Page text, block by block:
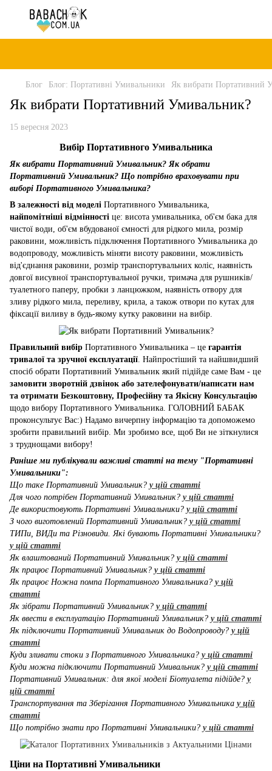
Блог Блог: Портативні Умивальники Як вибрати Портативний
Як вибрати Портативний Умивальник?
15 вересня 2023
Вибір Портативного Умивальника
Як вибрати Портативний Умивальник? Як обрати
Портативний Умивальник? Що потрібно враховувати при
виборі Портативного Умивальника?
В залежності від моделі Портативного Умивальника,
найпомітніші відмінності це: висота умивальника, об'єм бака для
чистої води, об'єм вбудованої ємності для рідкого мила, розмір
раковини, можливість підключення Портативного Умивальника до
водопроводу, можливість міняти висоту раковини, можливість
від'єднання раковини, розмір транспортувальних коліс, наявність
довгої висувної транспортувальної ручки, тримача для рушників/
туалетного паперу, пробки з ланцюжком, наявність отвору для
зливу рідкого мила, переливу, крила, а також отвори по кутах для
фіксації виливу в будь-якому кутку раковини на вибір.
Правильний вибір Портативного Умивальника – це гарантія
тривалої та зручної експлуатації. Найпростіший та найшвидший
спосіб обрати Портативний Умивальник який підійде саме Вам - це
замовити зворотній дзвінок або зателефонувати/написати нам
та отримати Безкоштовну, Професійну та Якісну Консультацію
щодо вибору Портативного Умивальника. ГОЛОВНИЙ БАБАК
проконсультує Вас:) Надамо вичерпну інформацію та допоможемо
зробити правильний вибір. Ми зробимо все, щоб Ви не зіткнулися
з труднощами вибору!
Раніше ми публікували важливі статті на тему "Портативні
Умивальники":
Що таке Портативний Умивальник? у цій статті
Для чого потрібен Портативний Умивальник? у цій статті
Де використовують Портативні Умивальники? у цій статті
З чого виготовлений Портативний Умивальник? у цій статті
ТИПи, ВИДи та Різновиди. Які бувають Портативні Умивальники?
у цій статті
Як влаштований Портативний Умивальник? у цій статті
Як працює Портативний Умивальник? у цій статті
Як працює Ножна помпа Портативного Умивальника? у цій
статті
Як зібрати Портативний Умивальник? у цій статті
Як ввести в експлуатацію Портативний Умивальник? у цій статті
Як підключити Портативний Умивальник до Водопроводу? у цій
статті
Куди зливати стоки з Портативного Умивальника? у цій статті
Куди можна підключити Портативний Умивальник? у цій статті
Портативний Умивальник: для якої моделі Біотуалета підійде? у
цій статті
Транспортування та Зберігання Портативного Умивальника у цій
статті
Що потрібно знати про Портативні Умивальники? у цій статті
Ціни на Портативні Умивальники